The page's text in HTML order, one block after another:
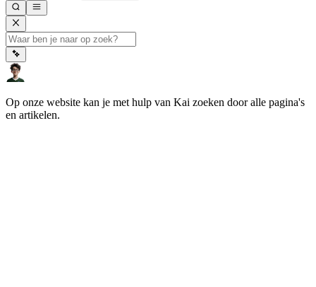
Op onze website kan je met hulp van Kai zoeken door alle pagina's
en artikelen.